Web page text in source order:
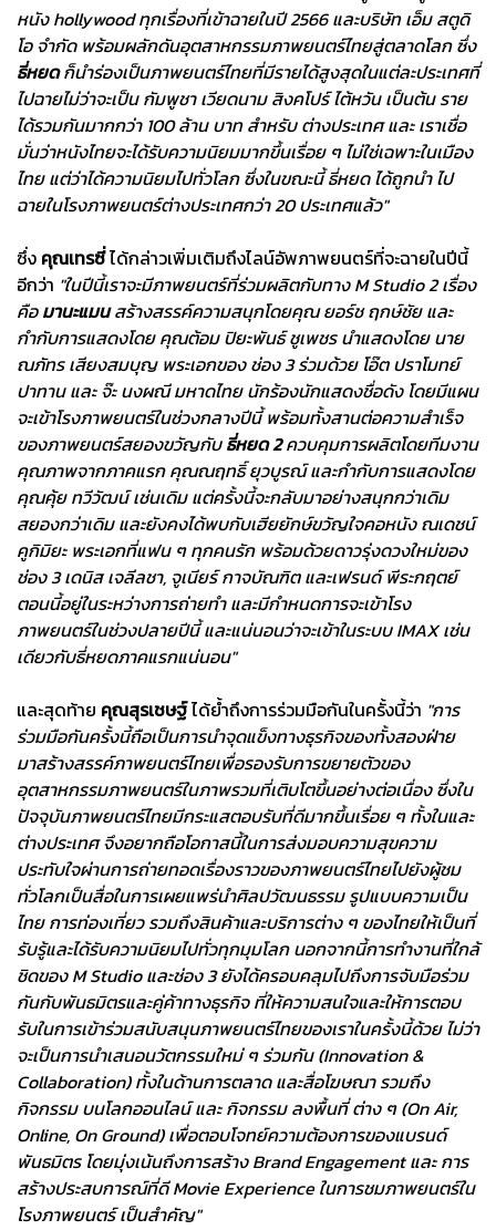
หนัง hollywood ทุกเรื่องที่เข้าฉายในปี 2566 และบริษัท เอ็ม สตูดิ
โอ จำกัด พร้อมผลักดันอุตสาหกรรมภาพยนตร์ไทยสู่ตลาดโลก ซึ่ง
ธี่หยดก็นำร่องเป็นภาพยนตร์ไทยที่มีรายได้สูงสุดในแต่ละประเทศที่
ไปฉายไม่ว่าจะเป็น กัมพูชา เวียดนาม สิงคโปร์ ไต้หวัน เป็นต้น ราย
ได้รวมกันมากกว่า 100 ล้าน บาท สำหรับ ต่างประเทศ และ เราเชื่อ
มั่นว่าหนังไทยจะได้รับความนิยมมากขึ้นเรื่อย ๆ ไม่ใช่เฉพาะในเมือง
ไทย แต่ว่าได้ความนิยมไปทั่วโลก ซึ่งในขณะนี้ ธี่หยด ได้ถูกนำ ไป
ฉายในโรงภาพยนตร์ต่างประเทศกว่า 20 ประเทศแล้ว"
ซึ่ง คุณเทรซี่ได้กล่าวเพิ่มเติมถึงไลน์อัพภาพยนตร์ที่จะฉายในปีนี้
อีกว่า "ในปีนี้เราจะมีภาพยนตร์ที่ร่วมผลิตกับทาง M Studio 2 เรื่อง
คือมานะแมนสร้างสรรค์ความสนุกโดยคุณ ยอร์ช ฤกษ์ชัย และ
กำกับการแสดงโดย คุณต้อม ปิยะพันธ์ ชูเพชร นำแสดงโดย นาย
ณภัทร เสียงสมบุญ พระเอกของ ช่อง 3 ร่วมด้วย โอ๊ต ปราโมทย์
ปาทาน และ จ๊ะ นงผณี มหาดไทย นักร้องนักแสดงชื่อดัง โดยมีแผน
จะเข้าโรงภาพยนตร์ในช่วงกลางปีนี้ พร้อมทั้งสานต่อความสำเร็จ
ของภาพยนตร์สยองขวัญกับธี่หยด 2ควบคุมการผลิตโดยทีมงาน
คุณภาพจากภาคแรก คุณณฤทธิ์ ยุวบูรณ์ และกำกับการแสดงโดย
คุณคุ้ย ทวีวัฒน์ เช่นเดิม แต่ครั้งนี้จะกลับมาอย่างสนุกกว่าเดิม
สยองกว่าเดิม และยังคงได้พบกับเฮียยักษ์ขวัญใจคอหนัง ณเดชน์
คูกิมิยะ พระเอกที่แฟน ๆ ทุกคนรัก พร้อมด้วยดาวรุ่งดวงใหม่ของ
ช่อง 3 เดนิส เจลีลชา, จูเนียร์ กาจบัณฑิต และเฟรนด์ พีระกฤตย์
ตอนนี้อยู่ในระหว่างการถ่ายทำ และมีกำหนดการจะเข้าโรง
ภาพยนตร์ในช่วงปลายปีนี้ และแน่นอนว่าจะเข้าในระบบ IMAX เช่น
เดียวกับธี่หยดภาคแรกแน่นอน"
และสุดท้าย คุณสุรเชษฐ์ได้ย้ำถึงการร่วมมือกันในครั้งนี้ว่า "การ
ร่วมมือกันครั้งนี้ถือเป็นการนำจุดแข็งทางธุรกิจของทั้งสองฝ่าย
มาสร้างสรรค์ภาพยนตร์ไทยเพื่อรองรับการขยายตัวของ
อุตสาหกรรมภาพยนตร์ในภาพรวมที่เติบโตขึ้นอย่างต่อเนื่อง ซึ่งใน
ปัจจุบันภาพยนตร์ไทยมีกระแสตอบรับที่ดีมากขึ้นเรื่อย ๆ ทั้งในและ
ต่างประเทศ จึงอยากถือโอกาสนี้ในการส่งมอบความสุขความ
ประทับใจผ่านการถ่ายทอดเรื่องราวของภาพยนตร์ไทยไปยังผู้ชม
ทั่วโลกเป็นสื่อในการเผยแพร่นำศิลปวัฒนธรรม รูปแบบความเป็น
ไทย การท่องเที่ยว รวมถึงสินค้าและบริการต่าง ๆ ของไทยให้เป็นที่
รับรู้และได้รับความนิยมไปทั่วทุกมุมโลก นอกจากนี้การทำงานที่ใกล้
ชิดของ M Studio และช่อง 3 ยังได้ครอบคลุมไปถึงการจับมือร่วม
กันกับพันธมิตรและคู่ค้าทางธุรกิจ ที่ให้ความสนใจและให้การตอบ
รับในการเข้าร่วมสนับสนุนภาพยนตร์ไทยของเราในครั้งนี้ด้วย ไม่ว่า
จะเป็นการนำเสนอนวัตกรรมใหม่ ๆ ร่วมกัน (Innovation &
Collaboration) ทั้งในด้านการตลาด และสื่อโฆษณา รวมถึง
กิจกรรม บนโลกออนไลน์ และ กิจกรรม ลงพื้นที่ ต่าง ๆ (On Air,
Online, On Ground) เพื่อตอบโจทย์ความต้องการของแบรนด์
พันธมิตร โดยมุ่งเน้นถึงการสร้าง Brand Engagement และ การ
สร้างประสบการณ์ที่ดี Movie Experience ในการชมภาพยนตร์ใน
โรงภาพยนตร์ เป็นสำคัญ"